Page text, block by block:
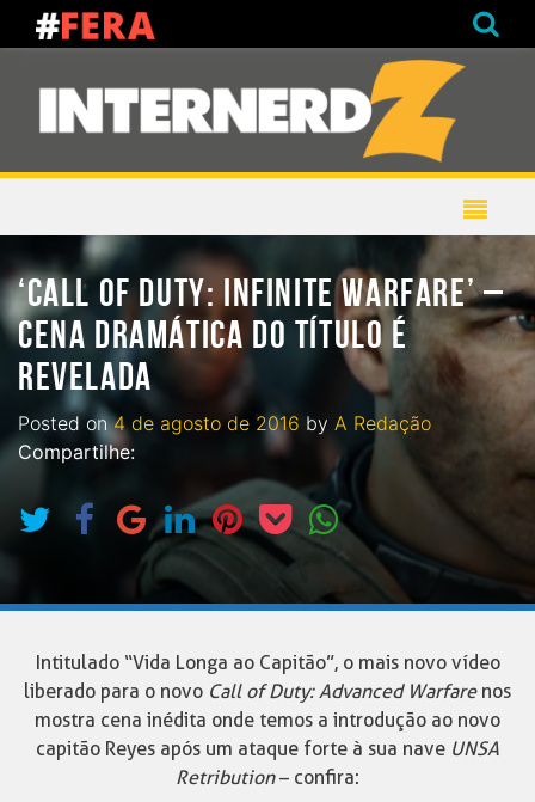
‘CALL OF DUTY: INFINITE WARFARE’ –
CENA DRAMÁTICA DO TÍTULO É
REVELADA
Posted on4 de agosto de 2016 by A Redação
Compartilhe:
Intitulado “Vida Longa ao Capitão”, o mais novo vídeo
liberado para o novo Call of Duty: Advanced Warfarenos
mostra cena inédita onde temos a introdução ao novo
capitão Reyes após um ataque forte à sua nave UNSA
Retribution– confira: